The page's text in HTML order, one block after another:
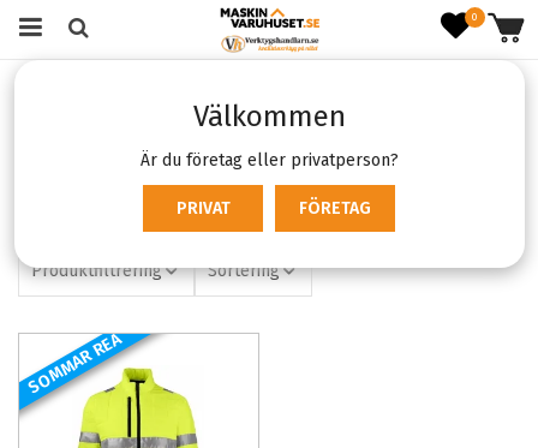
0
Välkommen
Är du företag eller privatperson?
PRIVAT FÖRETAG
Produktfiltrering Sortering
SOMMAR REA